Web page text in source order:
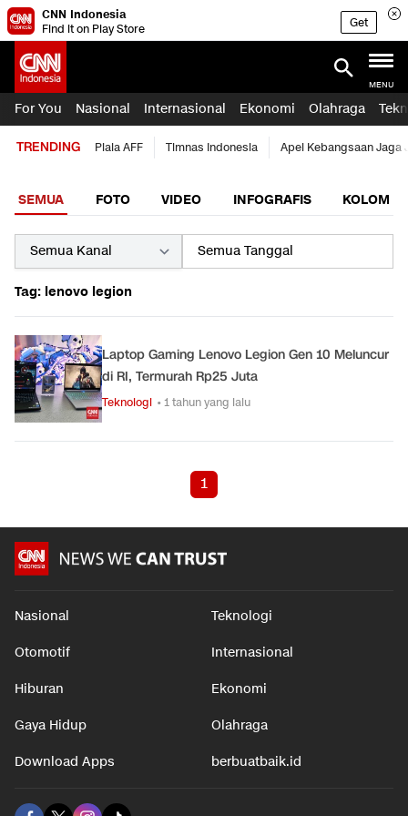
CNN Indonesia
Find it on Play Store
Get
MENU
For You Nasional Internasional Ekonomi Olahraga
TRENDING Piala AFF Timnas Indonesia Apel Kebangsaan Jaga
SEMUA FOTO VIDEO INFOGRAFIS KOLOM
Tag: lenovo legion
Laptop Gaming Lenovo Legion Gen 10 Meluncur
di RI, Termurah Rp25 Juta
Teknologi • 1 tahun yang lalu
1
Nasional Teknologi
Otomotif Internasional
Hiburan Ekonomi
Gaya Hidup Olahraga
Download Apps berbuatbaik.id